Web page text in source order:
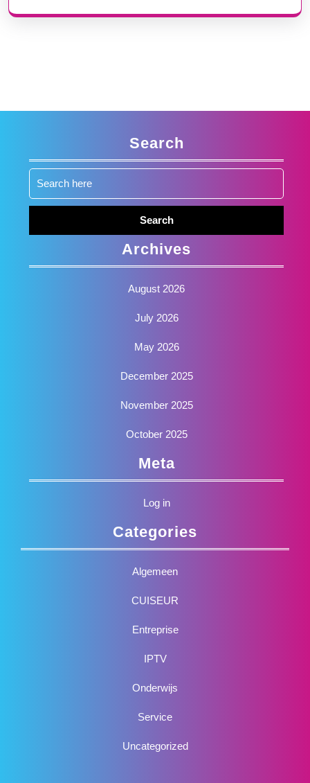
Search
Search
for:
Archives
August 2026
July 2026
May 2026
December 2025
November 2025
October 2025
Meta
Log in
Categories
Algemeen
CUISEUR
Entreprise
IPTV
Onderwijs
Service
Uncategorized